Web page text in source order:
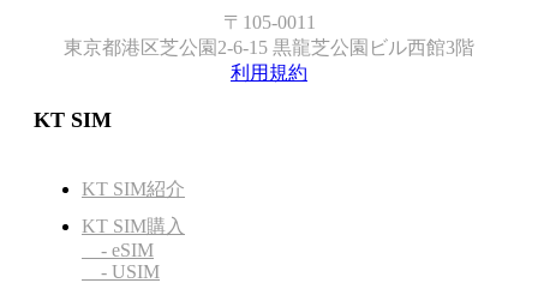
〒105-0011
東京都港区芝公園2-6-15 黒龍芝公園ビル西館3階
利用規約
KT SIM
KT SIM紹介
KT SIM購入
- eSIM
- USIM